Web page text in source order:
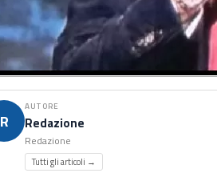
R
AUTORE
Redazione
Redazione
Tutti gli articoli →